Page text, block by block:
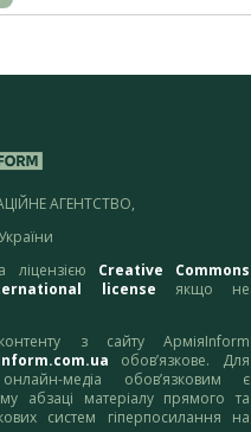
АГЕНТСТВО,
ліцензією Creative Commons
license якщо не
з сайту АрміяInform
обов’язкове. Для
медіа обов’язковим є
абзаці матеріалу прямого та
систем гіперпосилання на